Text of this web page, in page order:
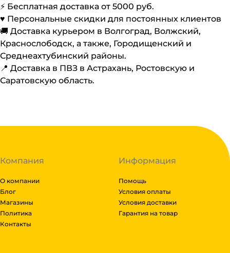
⚡️ Бесплатная доставка от 5000 руб.
♥️ Персональные скидки для постоянных клиентов
🚚 Доставка курьером в Волгоград, Волжский,
Краснослободск, а также, Городищенский и
Среднеахтубинский районы.
📍 Доставка в ПВЗ в Астрахань, Ростовскую и
Саратовскую область.
Компания
О компании
Блог
Магазины
Политика
Контакты
Информация
Помощь
Условия оплаты
Условия доставки
Гарантия на товар